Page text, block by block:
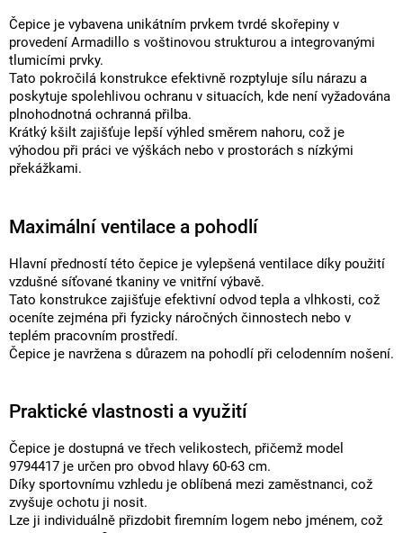
Čepice je vybavena unikátním prvkem tvrdé skořepiny v
provedení Armadillo s voštinovou strukturou a integrovanými
tlumicími prvky.
Tato pokročilá konstrukce efektivně rozptyluje sílu nárazu a
poskytuje spolehlivou ochranu v situacích, kde není vyžadována
plnohodnotná ochranná přilba.
Krátký kšilt zajišťuje lepší výhled směrem nahoru, což je
výhodou při práci ve výškách nebo v prostorách s nízkými
překážkami.
Maximální ventilace a pohodlí
Hlavní předností této čepice je vylepšená ventilace díky použití
vzdušné síťované tkaniny ve vnitřní výbavě.
Tato konstrukce zajišťuje efektivní odvod tepla a vlhkosti, což
oceníte zejména při fyzicky náročných činnostech nebo v
teplém pracovním prostředí.
Čepice je navržena s důrazem na pohodlí při celodenním nošení.
Praktické vlastnosti a využití
Čepice je dostupná ve třech velikostech, přičemž model
9794417 je určen pro obvod hlavy 60-63 cm.
Díky sportovnímu vzhledu je oblíbená mezi zaměstnanci, což
zvyšuje ochotu ji nosit.
Lze ji individuálně přizdobit firemním logem nebo jménem, což